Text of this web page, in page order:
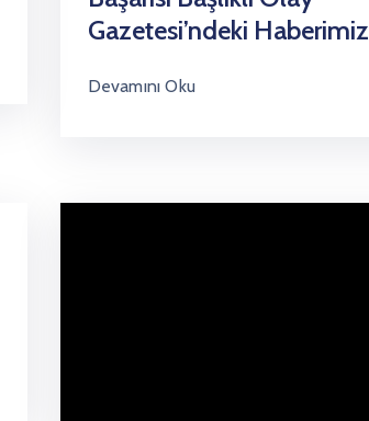
Gazetesi’ndeki Haberimiz
Devamını Oku